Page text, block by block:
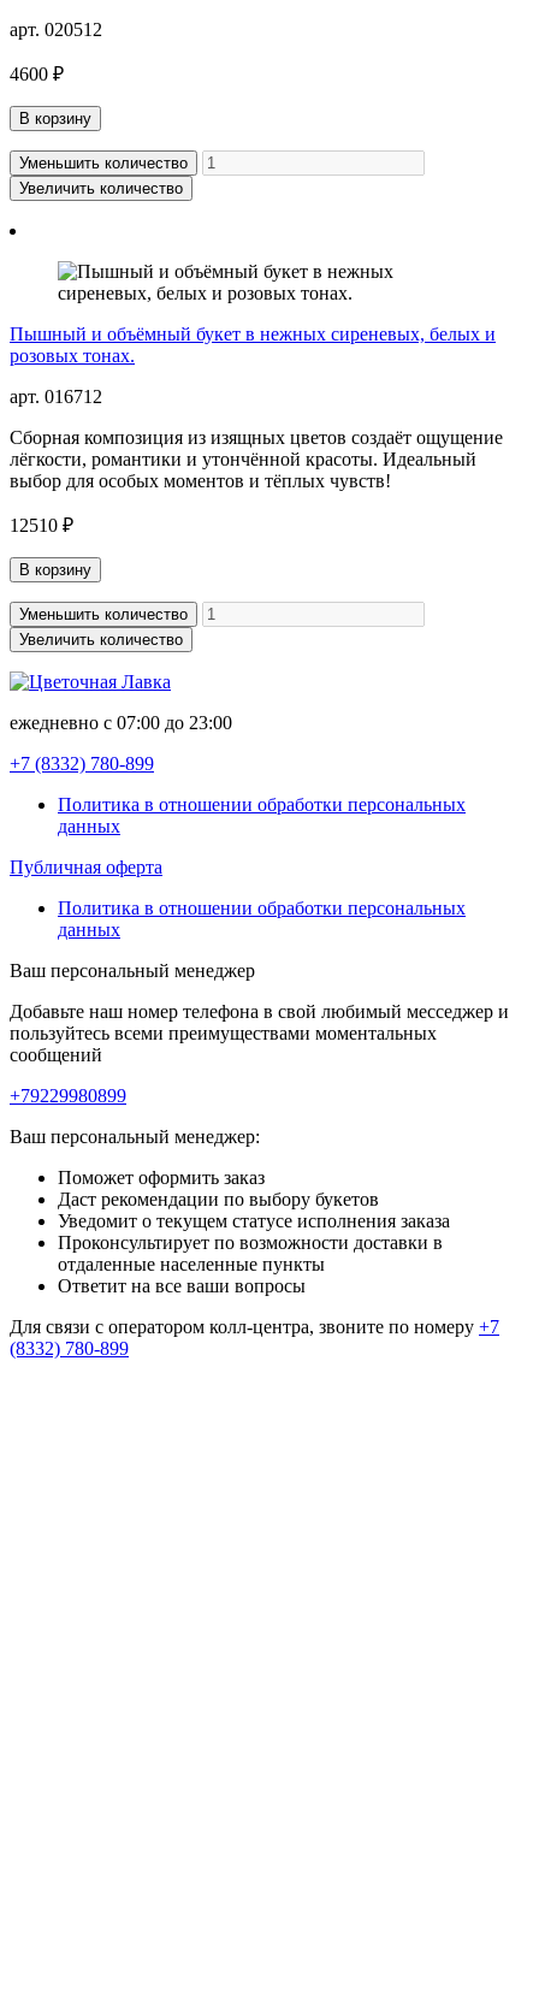
арт. 020512
4600 ₽
В корзину
Уменьшить количество
Увеличить количество
Пышный и объёмный букет в нежных сиреневых, белых и
розовых тонах.
арт. 016712
Сборная композиция из изящных цветов создаёт ощущение
лёгкости, романтики и утончённой красоты. Идеальный
выбор для особых моментов и тёплых чувств!
12510 ₽
В корзину
Уменьшить количество
Увеличить количество
ежедневно с 07:00 до 23:00
+7 (8332) 780-899
Политика в отношении обработки персональных
данных
Публичная оферта
Политика в отношении обработки персональных
данных
Ваш персональный менеджер
Добавьте наш номер телефона в свой любимый месседжер и
пользуйтесь всеми преимуществами моментальных
сообщений
+79229980899
Ваш персональный менеджер:
Поможет оформить заказ
Даст рекомендации по выбору букетов
Уведомит о текущем статусе исполнения заказа
Проконсультирует по возможности доставки в
отдаленные населенные пункты
Ответит на все ваши вопросы
Для связи с оператором колл-центра, звоните по номеру +7
(8332) 780-899